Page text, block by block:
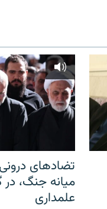
تضادهای
میانه جنگ،
علمداری